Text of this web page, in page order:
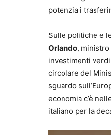
potenziali
Sulle politiche e
Orlando,
investimenti
circolare del
sguardo
economia c’è
italiano per la